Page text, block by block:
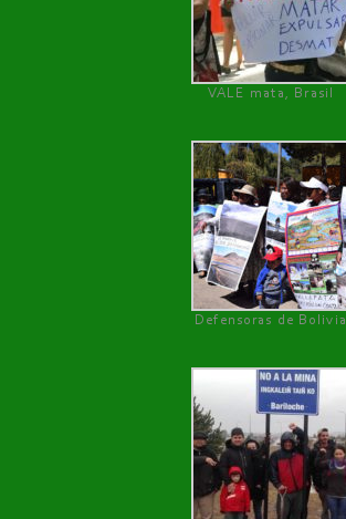
VALE mata, Brasil
Defensoras de Bolivia